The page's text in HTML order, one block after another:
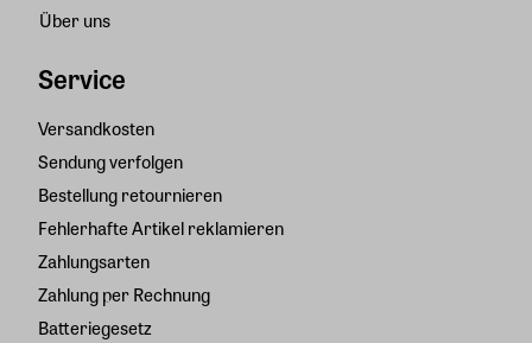
Über uns
Service
Versandkosten
Sendung verfolgen
Bestellung retournieren
Fehlerhafte Artikel reklamieren
Zahlungsarten
Zahlung per Rechnung
Batteriegesetz